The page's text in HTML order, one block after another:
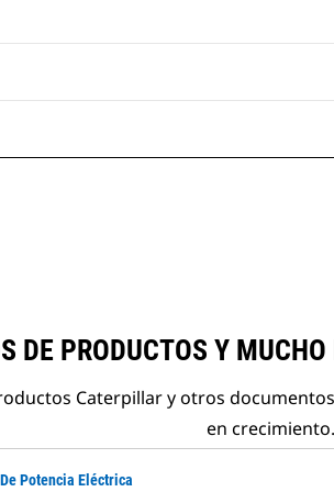
DE PRODUCTOS Y
Caterpillar y otros
en crecimiento.
Potencia Eléctrica